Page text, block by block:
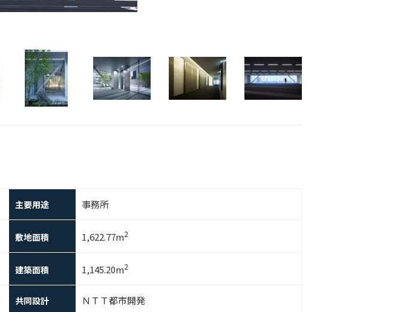
主要用途 事務所
敷地面積 1,622.77m2
建築面積 1,145.20m2
共同設計 ＮＴＴ都市開発